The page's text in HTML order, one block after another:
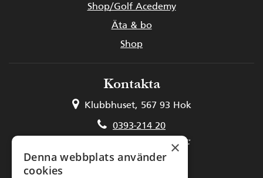
Shop/Golf Acedemy
Äta & bo
Shop
Kontakta
Klubbhuset, 567 93 Hok
0393-214 20
Kansli och medlemsfrågor:
kansli@hooksgk.se
×
Denna webbplats använder
cookies